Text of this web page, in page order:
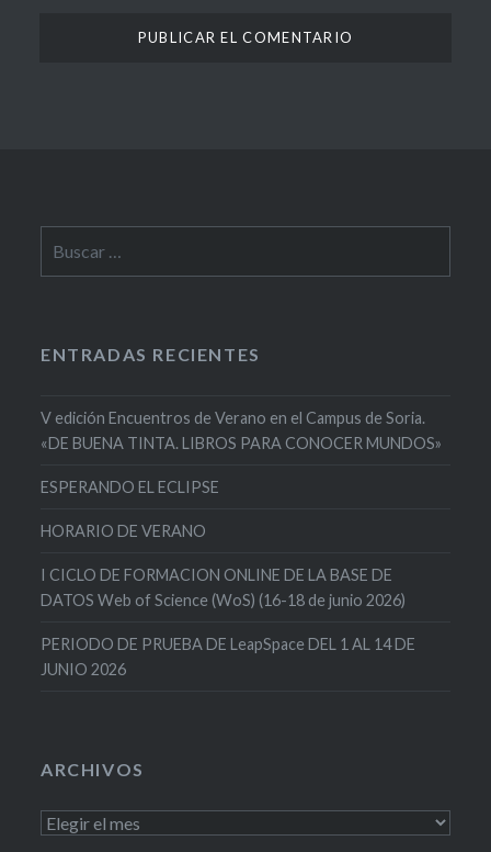
ENTRADAS RECIENTES
V edición Encuentros de Verano en el Campus de Soria.
«DE BUENA TINTA. LIBROS PARA CONOCER MUNDOS»
ESPERANDO EL ECLIPSE
HORARIO DE VERANO
I CICLO DE FORMACION ONLINE DE LA BASE DE
DATOS Web of Science (WoS) (16-18 de junio 2026)
PERIODO DE PRUEBA DE LeapSpace DEL 1 AL 14 DE
JUNIO 2026
ARCHIVOS
Archivos